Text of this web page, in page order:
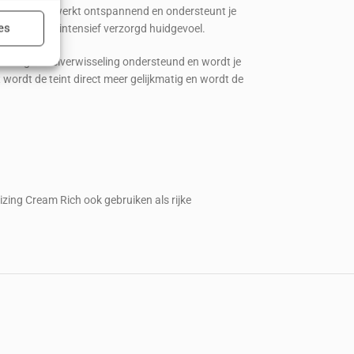
werkt ontspannend en ondersteunt je
haar een intensief verzorgd huidgevoel.
en celverwisseling ondersteund en wordt je
de teint direct meer gelijkmatig en wordt de
Cream Rich ook gebruiken als rijke